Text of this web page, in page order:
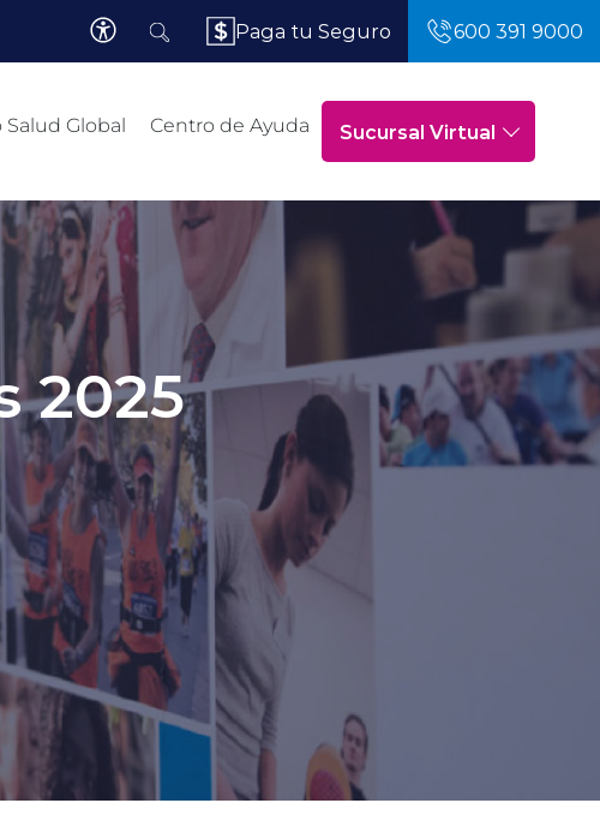
Paga tu Seguro
600 391 9000
Salud Global Centro de Ayuda Sucursal Virtual
2025